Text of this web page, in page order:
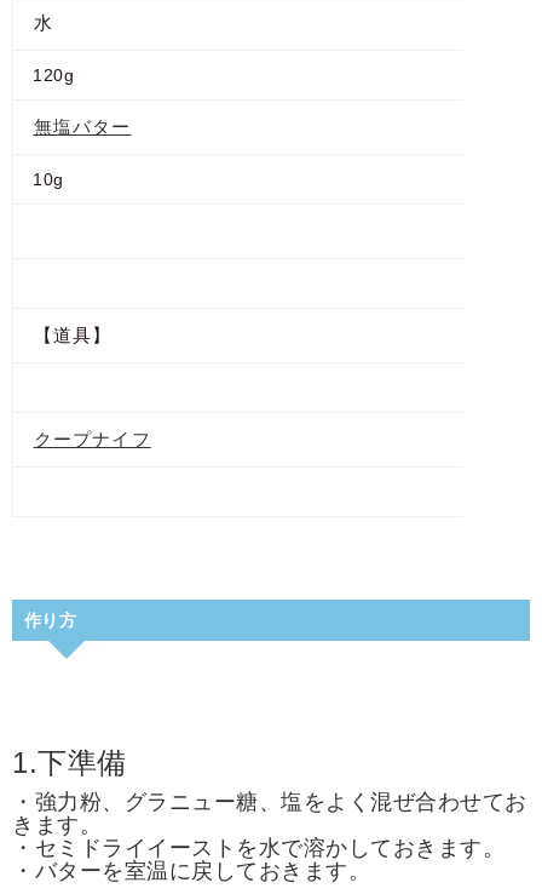
水
120g
無塩バター
10g
【道具】
クープナイフ
作り方
1.下準備
・強力粉、グラニュー糖、塩をよく混ぜ合わせてお
きます。
・セミドライイーストを水で溶かしておきます。
・バターを室温に戻しておきます。